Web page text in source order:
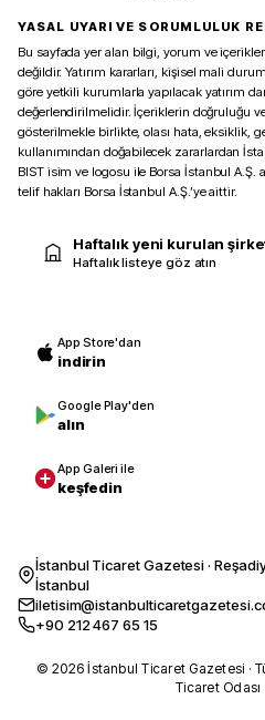
YASAL UYARI VE SORUMLULUK
Bu sayfada yer alan bilgi, yorum ve içerikler
değildir. Yatırım kararları, kişisel mali
göre yetkili kurumlarla yapılacak yatırım
değerlendirilmelidir. İçeriklerin doğruluğu
gösterilmekle birlikte, olası hata, eksiklik,
kullanımından doğabilecek zararlardan
BIST isim ve logosu ile Borsa İstanbul A.Ş.
telif hakları Borsa İstanbul A.Ş.’ye aittir.
Haftalık yeni kurulan
Haftalık listeye göz atın
App Store'dan
indirin
Google Play'den
alın
App Galeri ile
keşfedin
İstanbul Ticaret Gazetesi ·
İstanbul
+90 212 467 65 15
© 2026 İstanbul Ticaret Gazetesi ·
Ticaret Odası